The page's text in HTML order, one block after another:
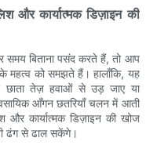
और कार्यात्मक डिज़ाइन की
समय बिताना पसंद करते हैं, तो आप
महत्व को समझते हैं। हालाँकि, यह
छाता तेज़ हवाओं से उड़ जाए या
आँगन छतरियाँ चलन में आती
कार्यात्मक डिज़ाइन की खोज
ढंग से ढाल सकेंगे।